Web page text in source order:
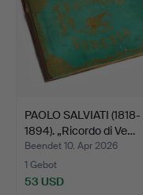
PAOLO SALVIATI (1818-
1894). „Ricordo di Ve…
Beendet 10. Apr 2026
1 Gebot
53 USD